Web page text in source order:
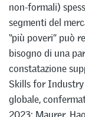
non-formali)
segmenti del
“più poveri” può
bisogno di una
constatazione
Skills for Industry
globale,